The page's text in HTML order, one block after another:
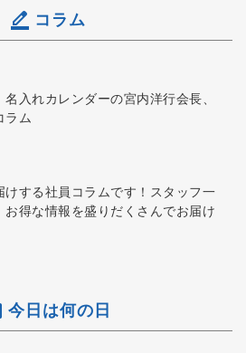
コラム
入れカレンダーの宮内洋行会長、
ラム
けする社員コラムです！スタッフ一
お得な情報を盛りだくさんでお届け
今日は何の日